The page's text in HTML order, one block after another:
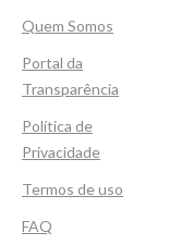
Quem Somos
Portal da
Transparência
Política de
Privacidade
Termos de uso
FAQ